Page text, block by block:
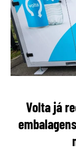
Volta já